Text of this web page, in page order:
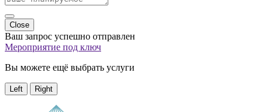
Close
Ваш запрос успешно отправлен
Мероприятие под ключ
Вы можете ещё выбрать услуги
Left Right